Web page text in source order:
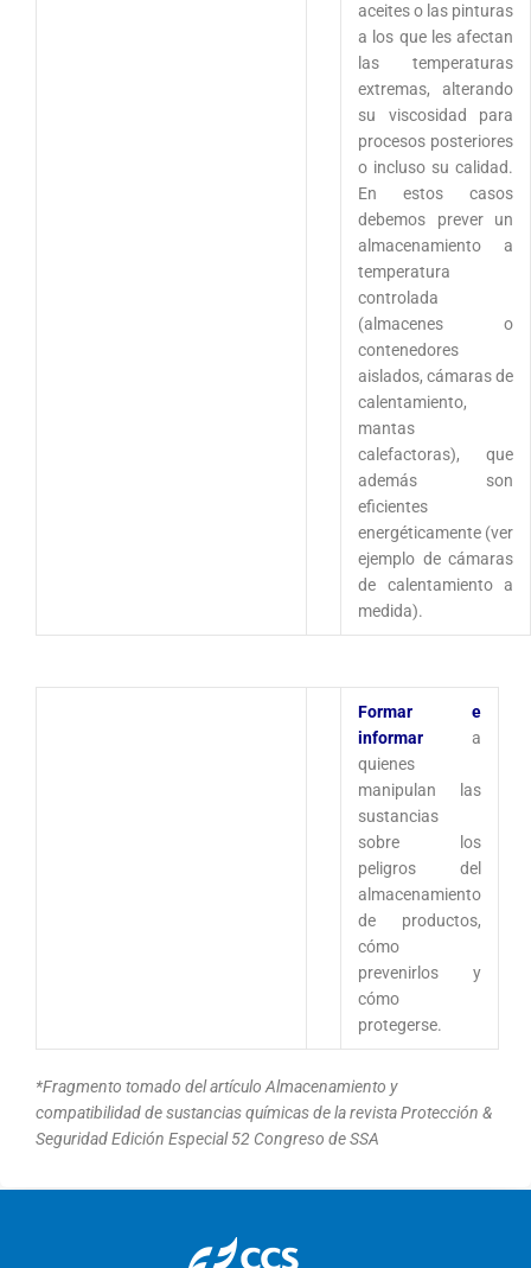
aceites o las pinturas
a los que les afectan
las temperaturas
extremas, alterando
su viscosidad para
procesos posteriores
o incluso su calidad.
En estos casos
debemos prever un
almacenamiento a
temperatura
controlada
(almacenes o
contenedores
aislados, cámaras de
calentamiento,
mantas
calefactoras), que
además son
eficientes
energéticamente (ver
ejemplo de cámaras
de calentamiento a
medida).
Formar e
informara
quienes
manipulan las
sustancias
sobre los
peligros del
almacenamiento
de productos,
cómo
prevenirlos y
cómo
protegerse.
*Fragmento tomado del artículoAlmacenamiento y
compatibilidad de sustancias químicasde la revista Protección &
Seguridad Edición Especial 52 Congreso de SSA